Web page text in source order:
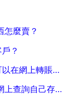
氣高了，你可
怎麼賣？
？
農行使用者如何在網上轉賬，農行卡可以在網上轉賬嗎？
農行存摺怎麼在網上查詢餘額,如何在網上查詢自己存摺上的餘額